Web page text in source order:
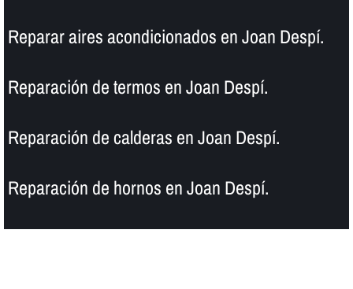
Reparar aires acondicionados en Joan Despí.
Reparación de termos en Joan Despí.
Reparación de calderas en Joan Despí.
Reparación de hornos en Joan Despí.